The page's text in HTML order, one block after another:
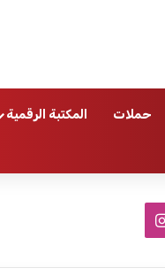
حملات المكتبة الرقمية
ا